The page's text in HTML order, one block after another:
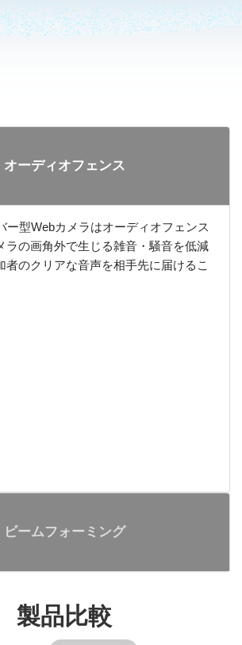
オーディオフェンス
ー型Webカメラはオーディオフェンス
ラの画角外で生じる雑音・騒音を低減
者のクリアな音声を相手先に届けるこ
ビームフォーミング
製品比較